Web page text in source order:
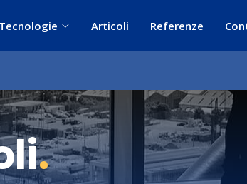
Tecnologie Articoli Referenze
.